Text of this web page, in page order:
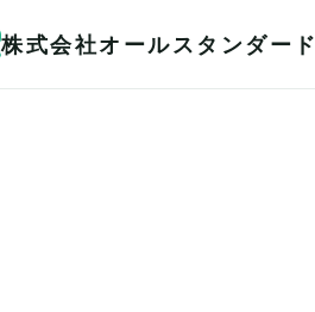
株式会社オールスタンダード